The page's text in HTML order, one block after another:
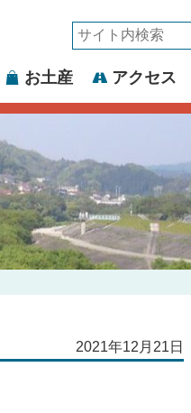
サ
イ
お土産 アクセス
2021年12月21日